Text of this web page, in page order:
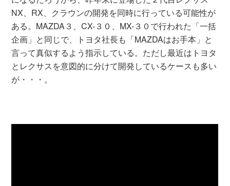
NX、RX、クラウンの開発を同時に行っている可能性が
ある。MAZDA３、CX-３０、MX-３０で行われた「一括
企画」と同じで、トヨタ社長も「MAZDAはお手本」と
言って真似するよう指示している。ただし最近はトヨタ
とレクサスを意図的に分けて開発しているケースも多い
が・・・。